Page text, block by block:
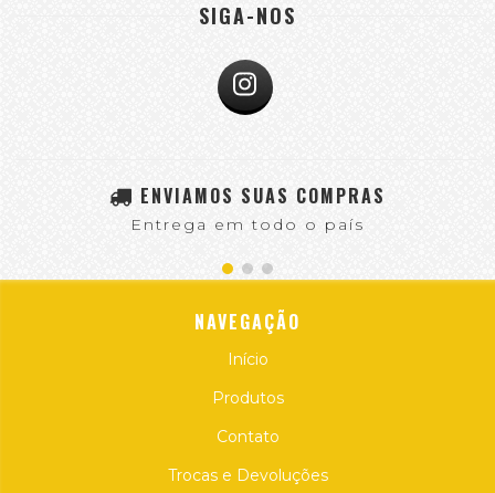
SIGA-NOS
ENVIAMOS SUAS COMPRAS
Entrega em todo o país
NAVEGAÇÃO
Início
Produtos
Contato
Trocas e Devoluções